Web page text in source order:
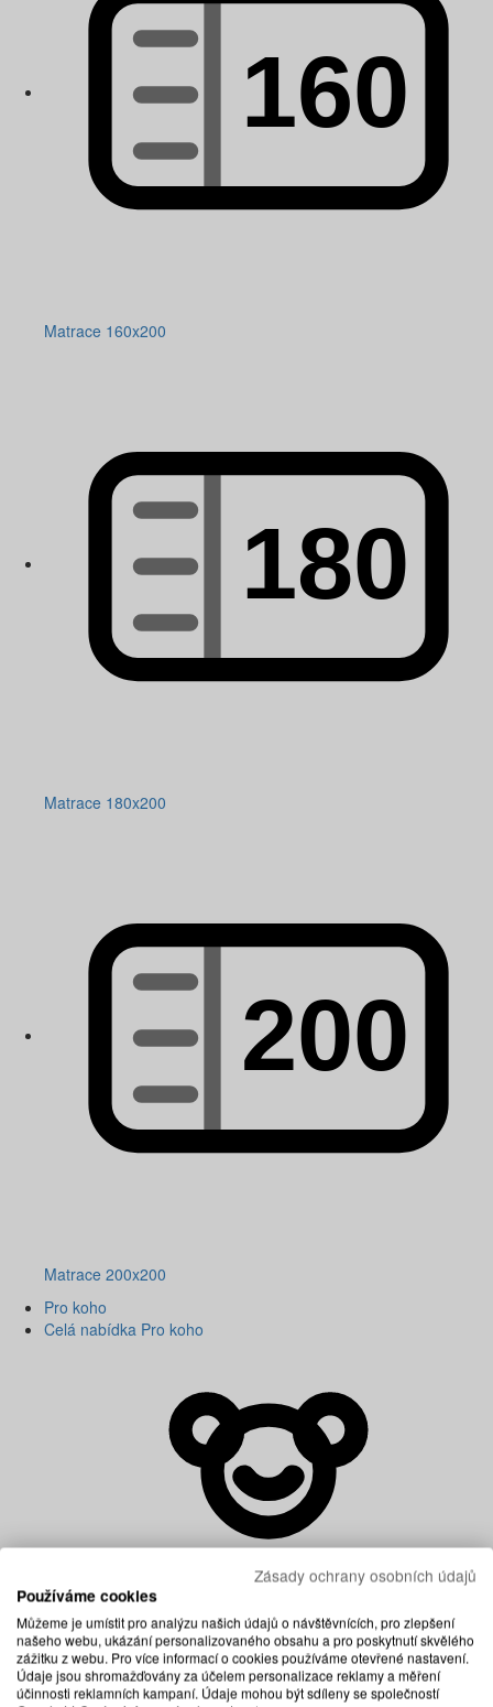
Matrace 160x200
Matrace 180x200
Matrace 200x200
Pro koho
Celá nabídka Pro koho
Zásady ochrany osobních údajů
Používáme cookies
Můžeme je umístit pro analýzu našich údajů o návštěvnících, pro zlepšení
našeho webu, ukázání personalizovaného obsahu a pro poskytnutí skvělého
zážitku z webu. Pro více informací o cookies používáme otevřené nastavení.
Údaje jsou shromažďovány za účelem personalizace reklamy a měření
účinnosti reklamních kampaní. Údaje mohou být sdíleny se společností